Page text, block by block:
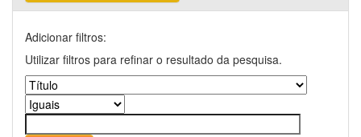
Adicionar filtros:
Utilizar filtros para refinar o resultado da pesquisa.